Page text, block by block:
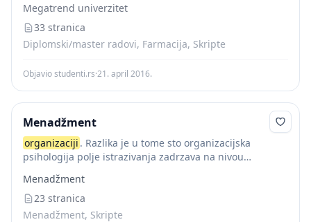
pojedinca...
Megatrend univerzitet
33 stranica
Diplomski/master radovi, Farmacija, Skripte
Objavio studenti.rs·21. april 2016.
Menadžment
organizaciji . Razlika je u tome sto organizacijska
psihologija polje istrazivanja zadrzava na nivou
multidiciplinarno. 2. Organizaciono ponasanje i
organizacion tehnika. Organizaciono ponasanje
istrazuje individualno...
Menadžment
23 stranica
Menadžment, Skripte